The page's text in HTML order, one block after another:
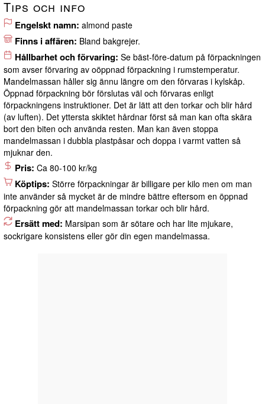
Tips och info
Engelskt namn: almond paste
Finns i affären: Bland bakgrejer.
Hållbarhet och förvaring: Se bäst-före-datum på förpackningen
som avser förvaring av oöppnad förpackning i rumstemperatur.
Mandelmassan håller sig ännu längre om den förvaras i kylskåp.
Öppnad förpackning bör förslutas väl och förvaras enligt
förpackningens instruktioner. Det är lätt att den torkar och blir hård
(av luften). Det yttersta skiktet hårdnar först så man kan ofta skära
bort den biten och använda resten. Man kan även stoppa
mandelmassan i dubbla plastpåsar och doppa i varmt vatten så
mjuknar den.
Pris: Ca 80-100 kr/kg
Köptips: Större förpackningar är billigare per kilo men om man
inte använder så mycket är de mindre bättre eftersom en öppnad
förpackning gör att mandelmassan torkar och blir hård.
Ersätt med: Marsipan som är sötare och har lite mjukare,
sockrigare konsistens eller gör din egen mandelmassa.